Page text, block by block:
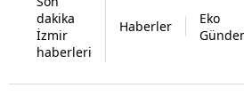
dakika
İzmir
haberleri
Haberler
Eko